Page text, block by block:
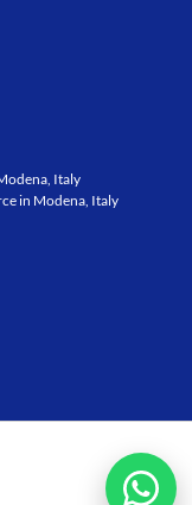
Italy
in Modena, Italy